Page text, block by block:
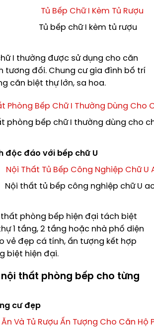
Tủ bếp chữ I kèm tủ rượu
I thường được sử dụng cho căn
tương đối. Chung cư gia đình bố trí
căn biệt thự lớn, sa hoa.
phòng bếp chữ I thường dùng cho
độc đáo với bếp chữ U
Nội thất tủ bếp công nghiệp chữ U
thất phòng bếp hiện đại tách biệt
1 tầng, 2 tầng hoặc nhà phố diện
vẻ đẹp cá tính, ấn tượng kết hợp
biệt hiện đại.
thất phòng bếp cho từng
cư đẹp